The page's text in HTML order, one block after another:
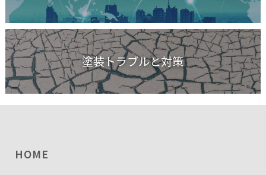
塗装トラブルと対策
HOME